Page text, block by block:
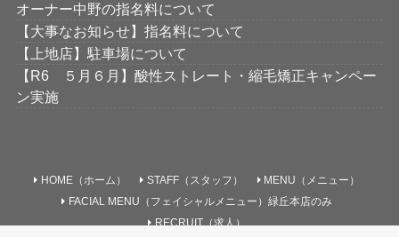
オーナー中野の指名料について
【大事なお知らせ】指名料について
【上地店】駐車場について
【R6 ５月６月】酸性ストレート・縮毛矯正キャンペー
ン実施
HOME（ホーム） STAFF（スタッフ）
MENU（メニュー）
FACIAL MENU（フェイシャルメニュー）緑丘本店のみ
RECRUIT（求人）